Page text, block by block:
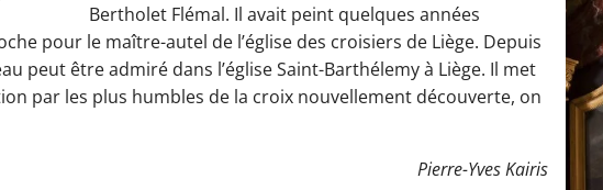
Bertholet Flémal. Il avait peint quelques années
pour le maître-autel de l’église des croisiers de Liège. Depuis
peut être admiré dans l’église Saint-Barthélemy à Liège. Il met
par les plus humbles de la croix nouvellement découverte, on
Pierre-Yves Kairis